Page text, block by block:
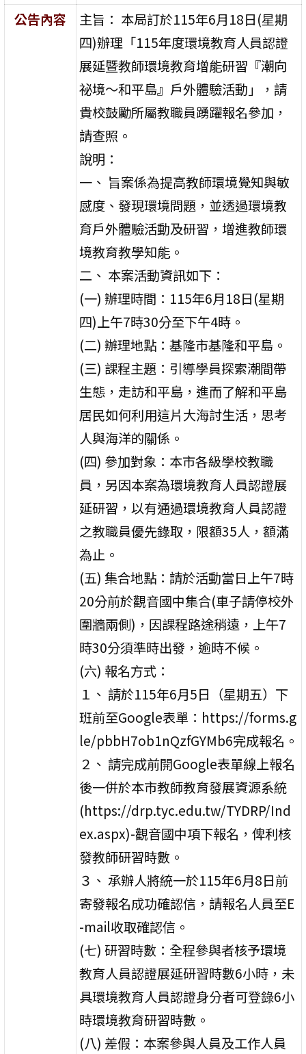
公告內容
主旨： 本局訂於115年6月18日(星期
四)辦理「115年度環境教育人員認證
展延暨教師環境教育增能研習『潮向
祕境～和平島』戶外體驗活動」，請
貴校鼓勵所屬教職員踴躍報名參加，
請查照。
說明：
一、 旨案係為提高教師環境覺知與敏
感度、發現環境問題，並透過環境教
育戶外體驗活動及研習，增進教師環
境教育教學知能。
二、 本案活動資訊如下：
(一) 辦理時間：115年6月18日(星期
四)上午7時30分至下午4時。
(二) 辦理地點：基隆市基隆和平島。
(三) 課程主題：引導學員探索潮間帶
生態，走訪和平島，進而了解和平島
居民如何利用這片大海討生活，思考
人與海洋的關係。
(四) 參加對象：本市各級學校教職
員，另因本案為環境教育人員認證展
延研習，以有通過環境教育人員認證
之教職員優先錄取，限額35人，額滿
為止。
(五) 集合地點：請於活動當日上午7時
20分前於觀音國中集合(車子請停校外
圍牆兩側)，因課程路途稍遠，上午7
時30分須準時出發，逾時不候。
(六) 報名方式：
１、 請於115年6月5日（星期五）下
班前至Google表單：https://forms.g
le/pbbH7ob1nQzfGYMb6完成報名。
２、 請完成前開Google表單線上報名
後一併於本市教師教育發展資源系統
(https://drp.tyc.edu.tw/TYDRP/Ind
ex.aspx)-觀音國中項下報名，俾利核
發教師研習時數。
３、 承辦人將統一於115年6月8日前
寄發報名成功確認信，請報名人員至E
-mail收取確認信。
(七) 研習時數：全程參與者核予環境
教育人員認證展延研習時數6小時，未
具環境教育人員認證身分者可登錄6小
時環境教育研習時數。
(八) 差假：本案參與人員及工作人員